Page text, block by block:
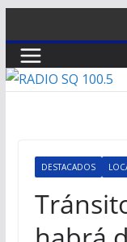
al
contenido
DESTACADOS